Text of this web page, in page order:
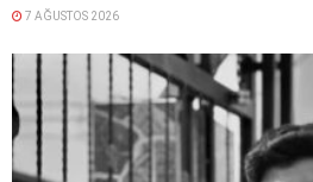
7 AĞUSTOS 2026